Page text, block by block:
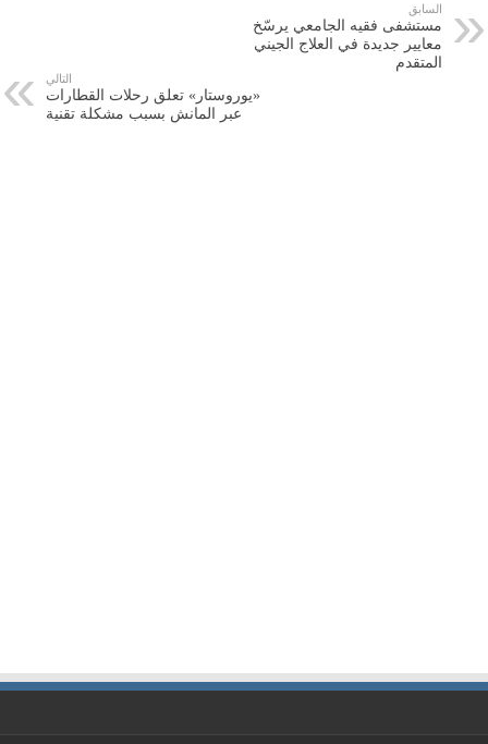
السابق
مستشفى فقيه الجامعي يرسّخ
معايير جديدة في العلاج الجيني
المتقدم
التالي
«يوروستار» تعلق رحلات القطارات
عبر المانش بسبب مشكلة تقنية